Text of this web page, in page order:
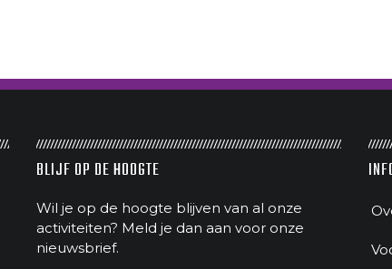
BLIJF OP DE HOOGTE
Wil je op de hoogte blijven van al onze
activiteiten? Meld je dan aan voor onze
nieuwsbrief.